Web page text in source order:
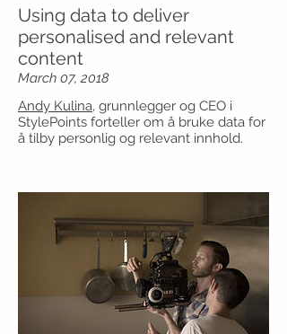
Using data to deliver
personalised and relevant
content
March 07, 2018
Andy Kulina, grunnlegger og CEO i
StylePoints forteller om å bruke data for
å tilby personlig og relevant innhold.